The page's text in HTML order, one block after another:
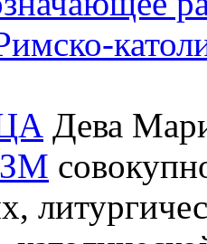
Дева